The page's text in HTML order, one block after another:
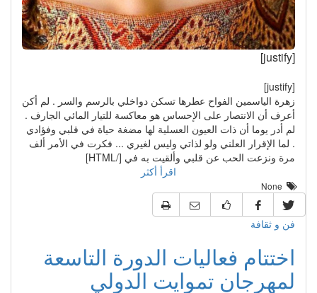
زهرة الياسمين الفواح عطرها تسكن دواخلي بالرسم والسر . لم أكن
أعرف أن الانتصار على الإحساس هو معاكسة للتيار المائي الجارف .
لم أدر يوما أن ذات العيون العسلية لها مضغة حياة في قلبي وفؤادي
. لما الإقرار العلني ولو لذاتي وليس لغيري ... فكرت في الأمر ألف
مرة ونزعت الحب عن قلبي وألقيت به في [/HTML]
اقرأ أكثر
None
فن و ثقافة
اختتام فعاليات الدورة التاسعة
لمهرجان تموايت الدولي